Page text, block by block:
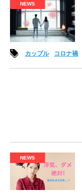
NEWS
カップル
コロナ禍
NEWS